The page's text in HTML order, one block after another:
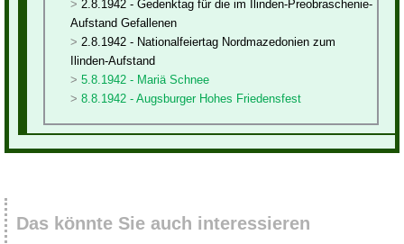
2.8.1942 - Gedenktag für die im Ilinden-Preobraschenie-
Aufstand Gefallenen
2.8.1942 - Nationalfeiertag Nordmazedonien zum
Ilinden-Aufstand
5.8.1942 - Mariä Schnee
8.8.1942 - Augsburger Hohes Friedensfest
Das könnte Sie auch interessieren